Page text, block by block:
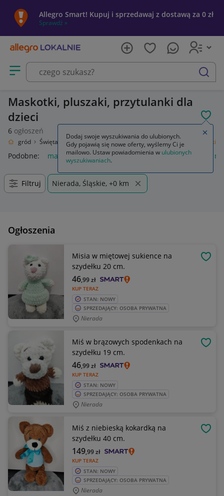
Allegro Smart! Kupuj i sprzedawaj z dostawą za 0 zł
Sprawdź »
Otwórz menu z kategoriami
szukaj
Maskotki, pluszaki, przytulanki dla
dzieci
6 ogłoszeń
i Ogród Święta i Karnawał Nietrafiony prezent Zabawki Maskotki
Podobne: maskotka psi patrol maskotka pimpek i luczek
Filtruj Nierada, Śląskie, +0 km
Ogłoszenia
Misia w miętowej sukience na
szydełku 20 cm.
KUP TERAZ
46,99zł
STAN: NOWY
SPRZEDAJĄCY: OSOBA PRYWATNA
Nierada
Miś w brązowych spodenkach na
szydełku 19 cm.
KUP TERAZ
46,99zł
STAN: NOWY
SPRZEDAJĄCY: OSOBA PRYWATNA
Nierada
Miś z niebieską kokardką na
szydełku 40 cm.
KUP TERAZ
149,99zł
STAN: NOWY
SPRZEDAJĄCY: OSOBA PRYWATNA
Nierada
Dodaj swoje wyszukiwania do ulubionych.
Gdy pojawią się nowe oferty, wyślemy Ci je
mailowo. Ustaw powiadomienia w ulubionych
wyszukiwaniach.